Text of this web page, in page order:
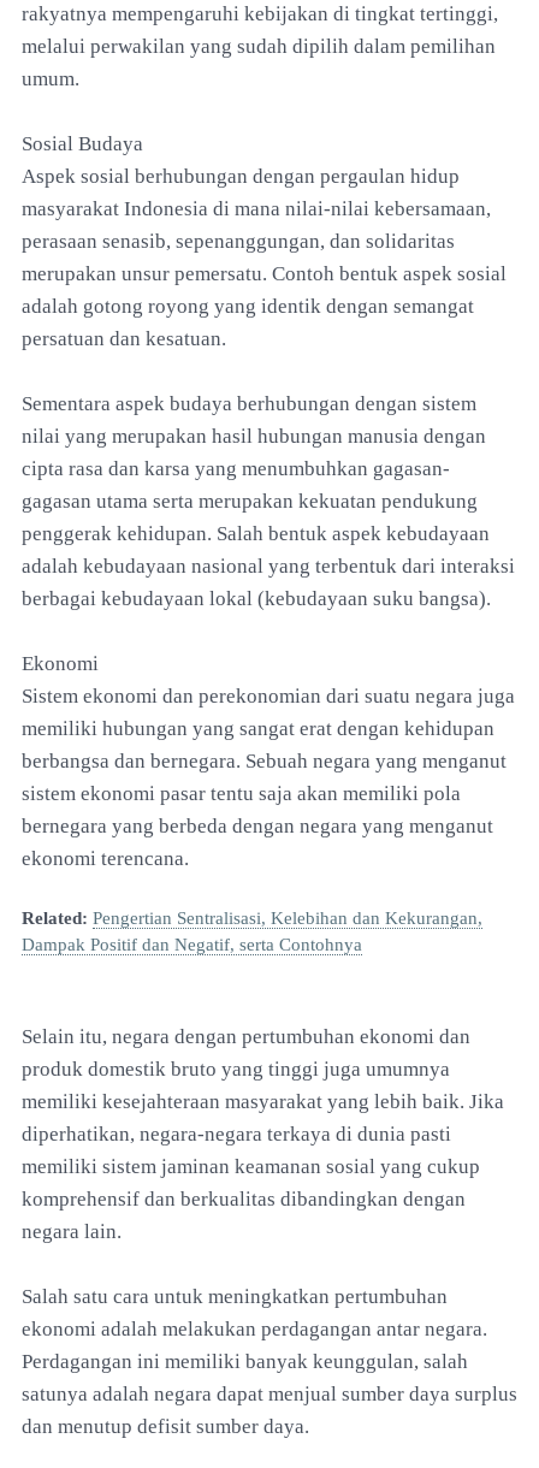
rakyatnya mempengaruhi kebijakan di tingkat tertinggi,
melalui perwakilan yang sudah dipilih dalam pemilihan
umum.
Sosial Budaya
Aspek sosial berhubungan dengan pergaulan hidup
masyarakat Indonesia di mana nilai-nilai kebersamaan,
perasaan senasib, sepenanggungan, dan solidaritas
merupakan unsur pemersatu. Contoh bentuk aspek sosial
adalah gotong royong yang identik dengan semangat
persatuan dan kesatuan.
Sementara aspek budaya berhubungan dengan sistem
nilai yang merupakan hasil hubungan manusia dengan
cipta rasa dan karsa yang menumbuhkan gagasan-
gagasan utama serta merupakan kekuatan pendukung
penggerak kehidupan. Salah bentuk aspek kebudayaan
adalah kebudayaan nasional yang terbentuk dari interaksi
berbagai kebudayaan lokal (kebudayaan suku bangsa).
Ekonomi
Sistem ekonomi dan perekonomian dari suatu negara juga
memiliki hubungan yang sangat erat dengan kehidupan
berbangsa dan bernegara. Sebuah negara yang menganut
sistem ekonomi pasar tentu saja akan memiliki pola
bernegara yang berbeda dengan negara yang menganut
ekonomi terencana.
Related: Pengertian Sentralisasi, Kelebihan dan Kekurangan,
Dampak Positif dan Negatif, serta Contohnya
Selain itu, negara dengan pertumbuhan ekonomi dan
produk domestik bruto yang tinggi juga umumnya
memiliki kesejahteraan masyarakat yang lebih baik. Jika
diperhatikan, negara-negara terkaya di dunia pasti
memiliki sistem jaminan keamanan sosial yang cukup
komprehensif dan berkualitas dibandingkan dengan
negara lain.
Salah satu cara untuk meningkatkan pertumbuhan
ekonomi adalah melakukan perdagangan antar negara.
Perdagangan ini memiliki banyak keunggulan, salah
satunya adalah negara dapat menjual sumber daya surplus
dan menutup defisit sumber daya.